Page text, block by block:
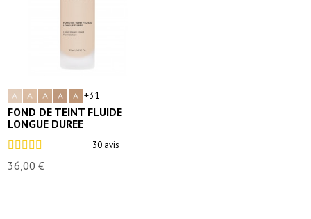
+31
FOND DE TEINT FLUIDE
LONGUE DUREE
30 avis
36,00 €